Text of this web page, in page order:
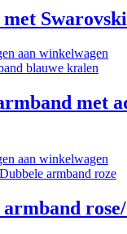
aan winkelwagen
met
aan winkelwagen
armband